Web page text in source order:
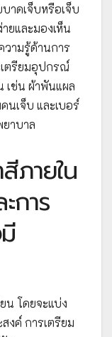
าดเจ็บหรือเจ็บ
ยและมองเห็น
วามรู้ด้านการ
ตรียมอุปกรณ์
เช่น ผ้าพันแผล
นเจ็บ และเบอร์
าบาล
ภายใน
การ
น โดยจะแบ่ง
งค์ การเตรียม